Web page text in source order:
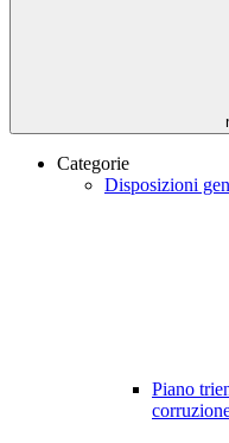
Categorie
Disposizioni
Piano